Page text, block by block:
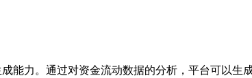
能力。通过对资金流动数据的分析，平台可以生